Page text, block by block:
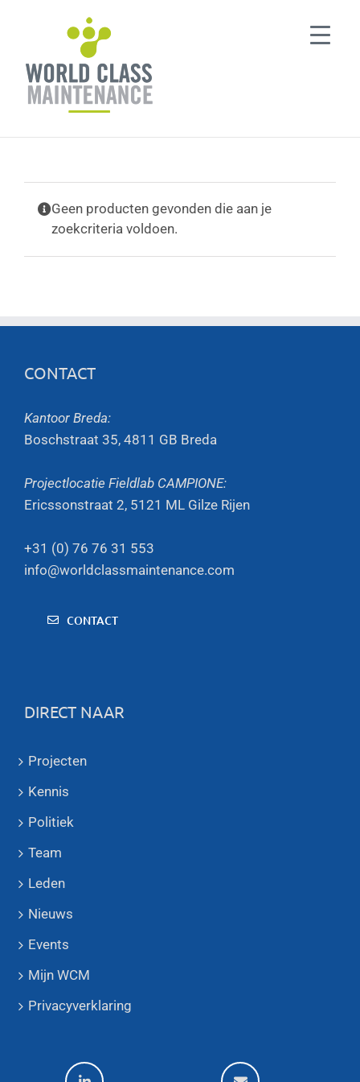
Geen producten gevonden die aan je
zoekcriteria voldoen.
CONTACT
Kantoor Breda:
Boschstraat 35, 4811 GB Breda
Projectlocatie Fieldlab CAMPIONE:
Ericssonstraat 2, 5121 ML Gilze Rijen
+31 (0) 76 76 31 553
info@worldclassmaintenance.com
CONTACT
DIRECT NAAR
Projecten
Kennis
Politiek
Team
Leden
Nieuws
Events
Mijn WCM
Privacyverklaring